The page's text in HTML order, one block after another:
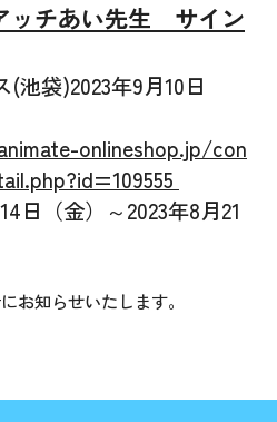
ッチあい先生 サイン
池袋)2023年9月10日
onlineshop.jp/con
日（金）～2023年8月21
お知らせいたします。